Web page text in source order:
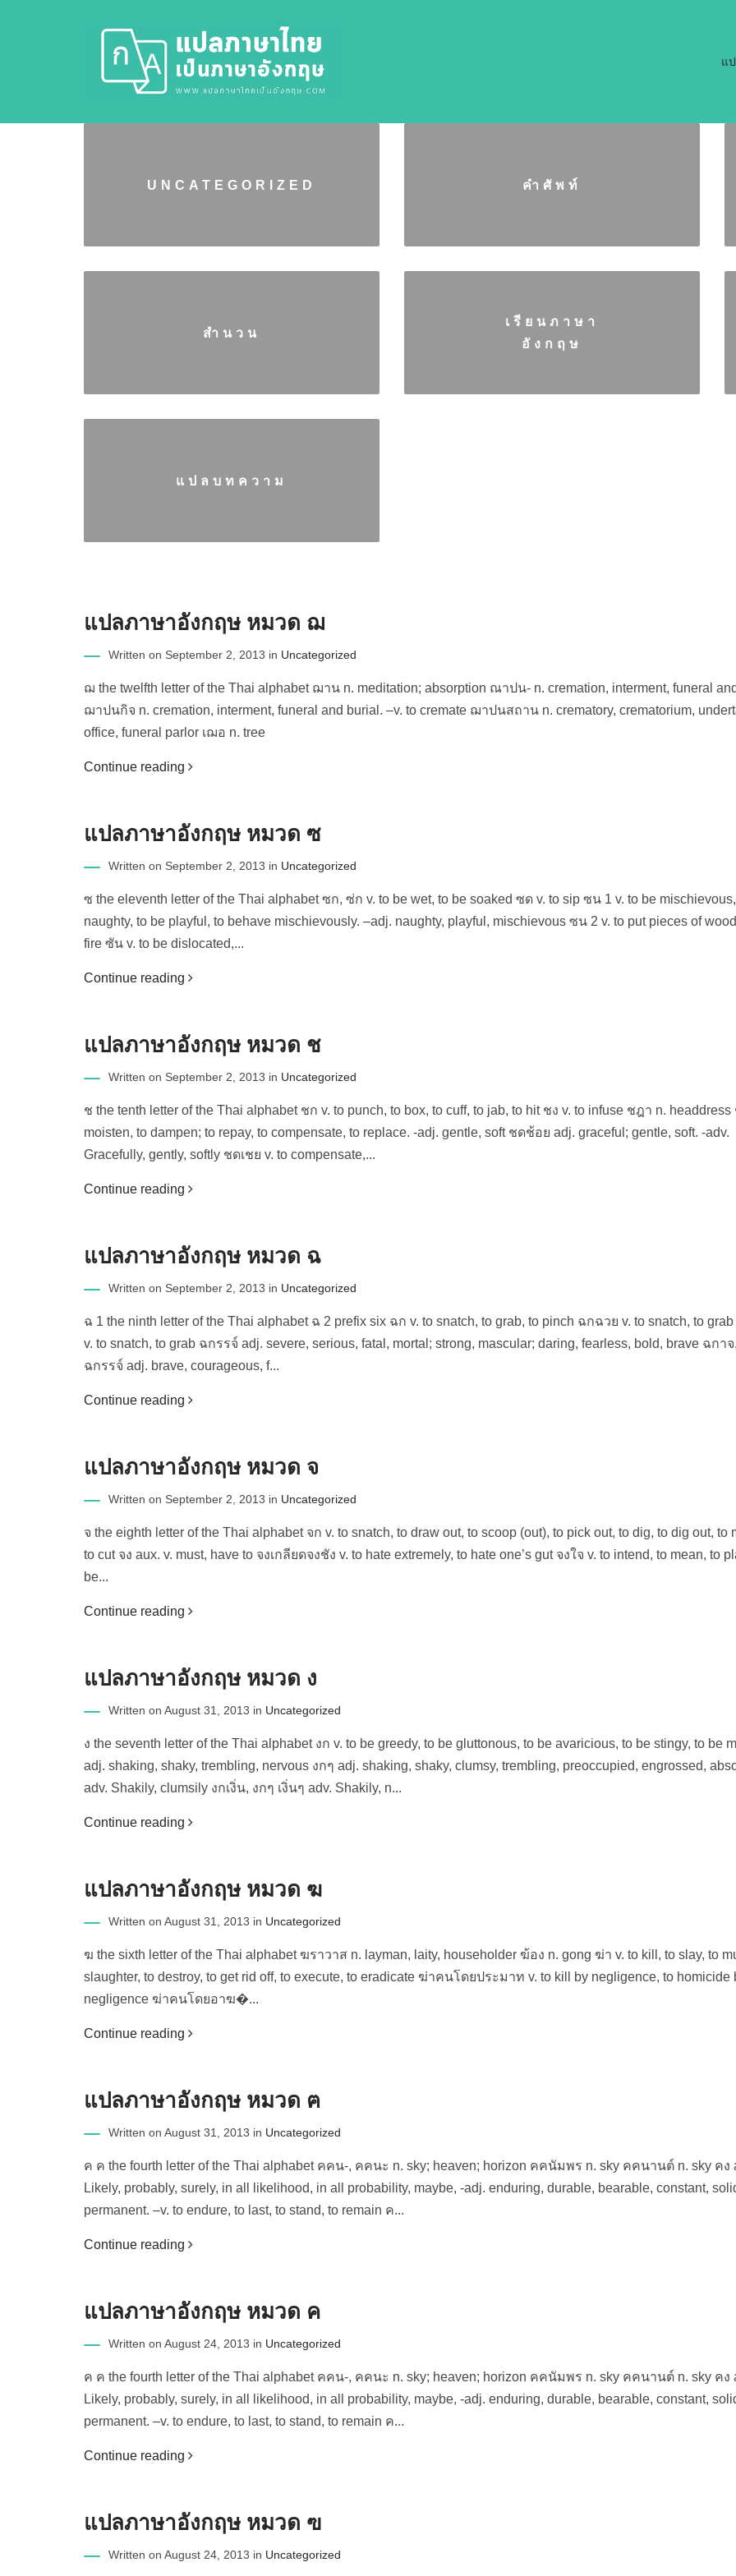
แ
UNCATEGORIZED คำศัพท์
สำนวน
เรียนภาษา
อังกฤษ
แปลบทความ
แปลภาษาอังกฤษ หมวด ฌ
Written on September 2, 2013 in Uncategorized
ฌ the twelfth letter of the Thai alphabet ฌาน n. meditation; absorption ณาปน- n. cremation, interment, funeral
ฌาปนกิจ n. cremation, interment, funeral and burial. –v. to cremate ฌาปนสถาน n. crematory, crematorium,
office, funeral parlor เฌอ n. tree
Continue reading
แปลภาษาอังกฤษ หมวด ซ
Written on September 2, 2013 in Uncategorized
ซ the eleventh letter of the Thai alphabet ซก, ซ่ก v. to be wet, to be soaked ซด v. to sip ซน 1 v. to be
naughty, to be playful, to behave mischievously. –adj. naughty, playful, mischievous ซน 2 v. to put pieces of
fire ซัน v. to be dislocated,...
Continue reading
แปลภาษาอังกฤษ หมวด ช
Written on September 2, 2013 in Uncategorized
ช the tenth letter of the Thai alphabet ชก v. to punch, to box, to cuff, to jab, to hit ชง v. to infuse ชฎา n. headdress
moisten, to dampen; to repay, to compensate, to replace. -adj. gentle, soft ชดช้อย adj. graceful; gentle, soft. -adv.
Gracefully, gently, softly ชดเชย v. to compensate,...
Continue reading
แปลภาษาอังกฤษ หมวด ฉ
Written on September 2, 2013 in Uncategorized
ฉ 1 the ninth letter of the Thai alphabet ฉ 2 prefix six ฉก v. to snatch, to grab, to pinch ฉกฉวย v. to snatch, to
v. to snatch, to grab ฉกรรจ์ adj. severe, serious, fatal, mortal; strong, mascular; daring, fearless, bold, brave ฉกา
ฉกรรจ์ adj. brave, courageous, f...
Continue reading
แปลภาษาอังกฤษ หมวด จ
Written on September 2, 2013 in Uncategorized
จ the eighth letter of the Thai alphabet จก v. to snatch, to draw out, to scoop (out), to pick out, to dig, to dig out, to
to cut จง aux. v. must, have to จงเกลียดจงชัง v. to hate extremely, to hate one’s gut จงใจ v. to intend, to mean, to
be...
Continue reading
แปลภาษาอังกฤษ หมวด ง
Written on August 31, 2013 in Uncategorized
ง the seventh letter of the Thai alphabet งก v. to be greedy, to be gluttonous, to be avaricious, to be stingy, to be
adj. shaking, shaky, trembling, nervous งกๆ adj. shaking, shaky, clumsy, trembling, preoccupied, engrossed,
adv. Shakily, clumsily งกเงิ่น, งกๆ เงิ่นๆ adv. Shakily, n...
Continue reading
แปลภาษาอังกฤษ หมวด ฆ
Written on August 31, 2013 in Uncategorized
ฆ the sixth letter of the Thai alphabet ฆราวาส n. layman, laity, householder ฆ้อง n. gong ฆ่า v. to kill, to slay, to
slaughter, to destroy, to get rid off, to execute, to eradicate ฆ่าคนโดยประมาท v. to kill by negligence, to homicide
negligence ฆ่าคนโดยอาฆ�...
Continue reading
แปลภาษาอังกฤษ หมวด ฅ
Written on August 31, 2013 in Uncategorized
ค ค the fourth letter of the Thai alphabet คคน-, คคนะ n. sky; heaven; horizon คคนัมพร n. sky คคนานต์ n. sky คง
Likely, probably, surely, in all likelihood, in all probability, maybe, -adj. enduring, durable, bearable, constant,
permanent. –v. to endure, to last, to stand, to remain ค...
Continue reading
แปลภาษาอังกฤษ หมวด ค
Written on August 24, 2013 in Uncategorized
ค ค the fourth letter of the Thai alphabet คคน-, คคนะ n. sky; heaven; horizon คคนัมพร n. sky คคนานต์ n. sky คง
Likely, probably, surely, in all likelihood, in all probability, maybe, -adj. enduring, durable, bearable, constant,
permanent. –v. to endure, to last, to stand, to remain ค...
Continue reading
แปลภาษาอังกฤษ หมวด ฃ
Written on August 24, 2013 in Uncategorized